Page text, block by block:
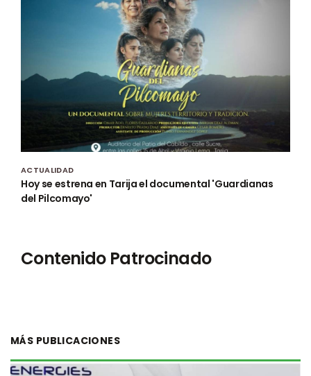
ACTUALIDAD
Hoy se estrena en Tarija el documental 'Guardianas
del Pilcomayo'
Contenido Patrocinado
MÁS PUBLICACIONES